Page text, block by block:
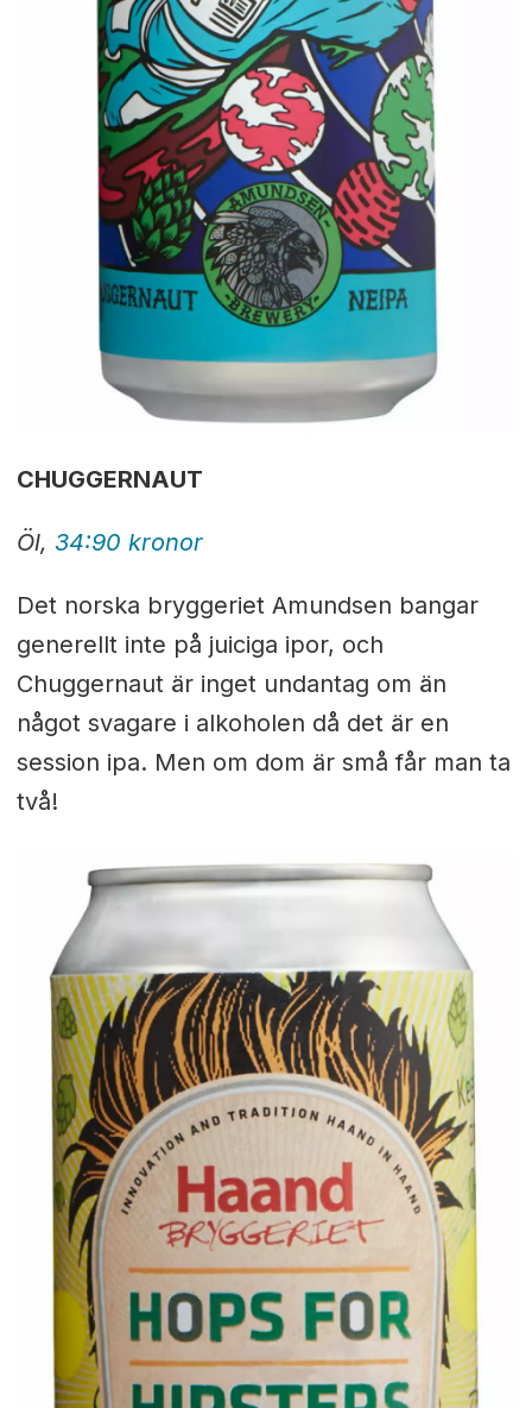
CHUGGERNAUT
Öl, 34:90 kronor
Det norska bryggeriet Amundsen bangar
generellt inte på juiciga ipor, och
Chuggernaut är inget undantag om än
något svagare i alkoholen då det är en
session ipa. Men om dom är små får man ta
två!